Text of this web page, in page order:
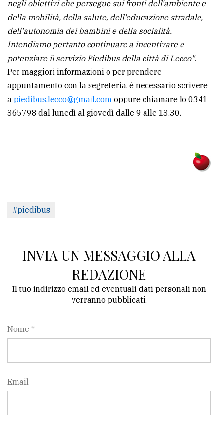
negli obiettivi che persegue sui fronti dell'ambiente e
della mobilità, della salute, dell'educazione stradale,
dell'autonomia dei bambini e della socialità.
Intendiamo pertanto continuare a incentivare e
potenziare il servizio Piedibus della città di Lecco".
Per maggiori informazioni o per prendere
appuntamento con la segreteria, è necessario scrivere
a piedibus.lecco@gmail.com oppure chiamare lo 0341
365798 dal lunedì al giovedì dalle 9 alle 13.30.
#piedibus
INVIA UN MESSAGGIO ALLA
REDAZIONE
Il tuo indirizzo email ed eventuali dati personali non
verranno pubblicati.
Nome *
Email